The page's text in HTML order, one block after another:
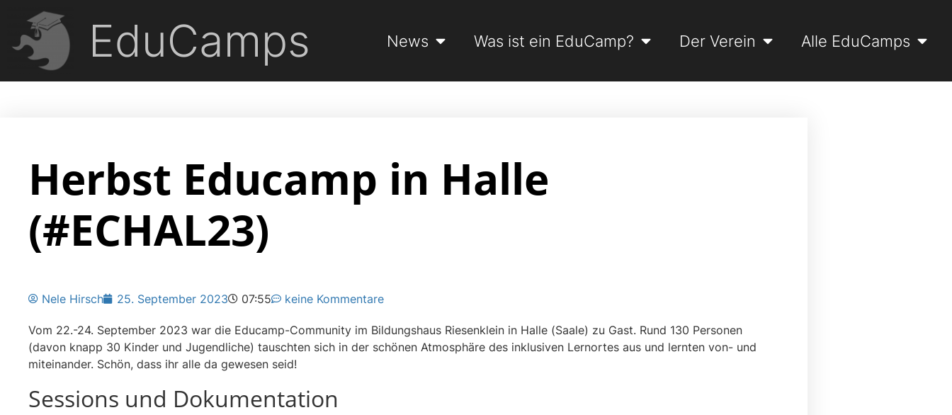
EduCamps News Was ist ein EduCamp? Der Verein Alle EduCamps
Herbst Educamp in Halle
(#ECHAL23)
Nele Hirsch 25. September 2023 07:55 keine Kommentare
Vom 22.-24. September 2023 war die Educamp-Community im Bildungshaus Riesenklein in Halle (Saale) zu Gast. Rund 130 Personen
(davon knapp 30 Kinder und Jugendliche) tauschten sich in der schönen Atmosphäre des inklusiven Lernortes aus und lernten von- und
miteinander. Schön, dass ihr alle da gewesen seid!
Sessions und Dokumentation